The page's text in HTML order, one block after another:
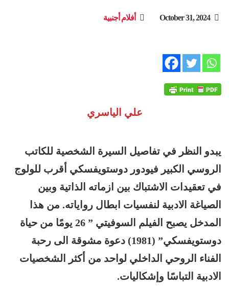
October 31, 2024 أفلام أجنبية
علي الياسري
يبدو النظر في تفاصيل السيرة الشخصية للكاتب
الروسي الكبير فيودور دوستويفسكي أقرب للولوج
في تعقيدات الاشتباك بين ازماته الذاتية وبين
الصياغة الادبية لنفسيات ابطال رواياته. من هذا
المدخل يصبح الفيلم السوفيتي ” 26
يومًا من حياة
دوستويفسكي” (1981) دعوة مشوقة الى رحبة
الفناء الروحي الداخلي لواحد من أكثر الشخصيات
الادبية التباسًا وإشكاليات.